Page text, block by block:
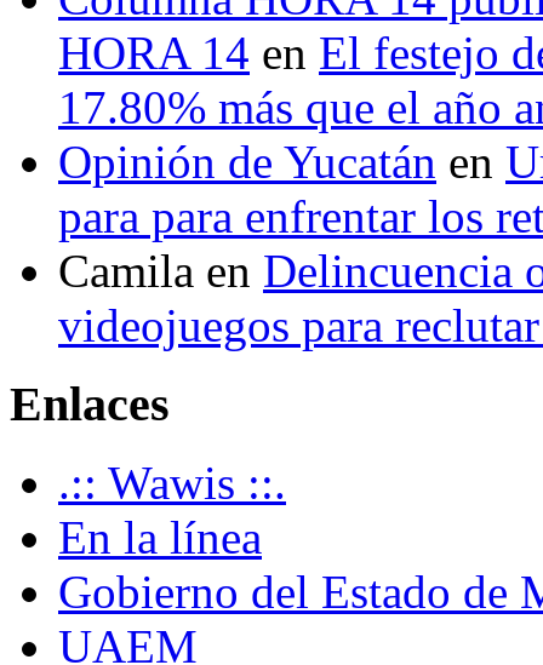
HORA 14 en El festejo
17.80% más que el año
Opinión de Yucatán en
para para enfrentar los
Camila en Delincuencia
videojuegos para
Enlaces
.:: Wawis ::.
En la línea
Gobierno del Estado de
UAEM